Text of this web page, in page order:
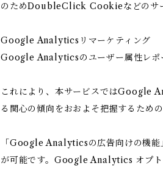
のためDoubleClick Cookieなどのサ
Google Analyticsリマーケティング
Google Analyticsのユーザー属性レポ
これにより、本サービスではGoogle
る関心の傾向をおおよそ把握するため
「Google Analyticsの広告向けの機能
が可能です。Google Analytics オプト